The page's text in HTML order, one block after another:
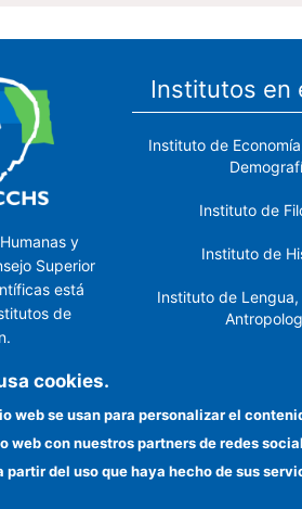
y
Superior
está
de
Institutos en
Instituto de
Instituto de
Instituto de
Instituto de
Próximo
Instituto de
Públicos
cookies.
web se usan para personalizar el
web con nuestros partners de redes
partir del uso que haya hecho de sus